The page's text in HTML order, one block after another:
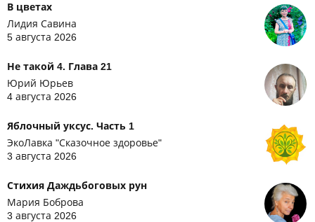
В цветах
Лидия Савина
5 августа 2026
Не такой 4. Глава 21
Юрий Юрьев
4 августа 2026
Яблочный уксус. Часть 1
ЭкоЛавка "Сказочное здоровье"
3 августа 2026
Стихия Даждьбоговых рун
Мария Боброва
3 августа 2026